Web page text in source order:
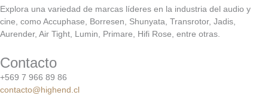
Explora una variedad de marcas líderes en la industria del audio y
cine, como Accuphase, Borresen, Shunyata, Transrotor, Jadis,
Aurender, Air Tight, Lumin, Primare, Hifi Rose, entre otras.
Contacto
+569 7 966 89 86
contacto@highend.cl